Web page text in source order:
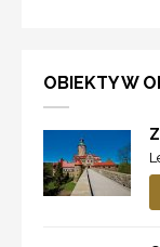
OBIEKTY W